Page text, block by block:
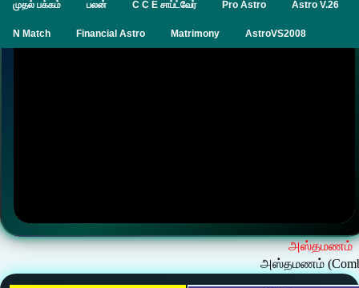
முதல் பக்கம் பலன் C C E சாப்ட்வேர் Pro Astro Astro V.26
N Match Financial Astro Matrimony AstroVS2008
அஸ்தமணம்
அஸ்தமணம்